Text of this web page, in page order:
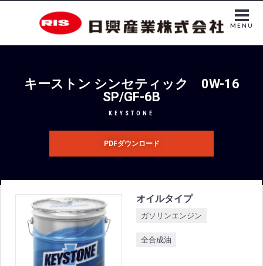
MENU
キーストン シンセティック 0W-16
SP/GF-6B
KEYSTONE
PDFダウンロード
オイルタイプ
ガソリンエンジン
全合成油